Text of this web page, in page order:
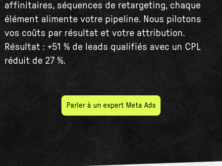
affinitaires, séquences de retargeting, chaque
élément alimente votre pipeline. Nous pilotons
vos coûts par résultat et votre attribution.
Résultat : +51 % de leads qualifiés avec un CPL
réduit de 27 %.
Parler à un expert Meta Ads